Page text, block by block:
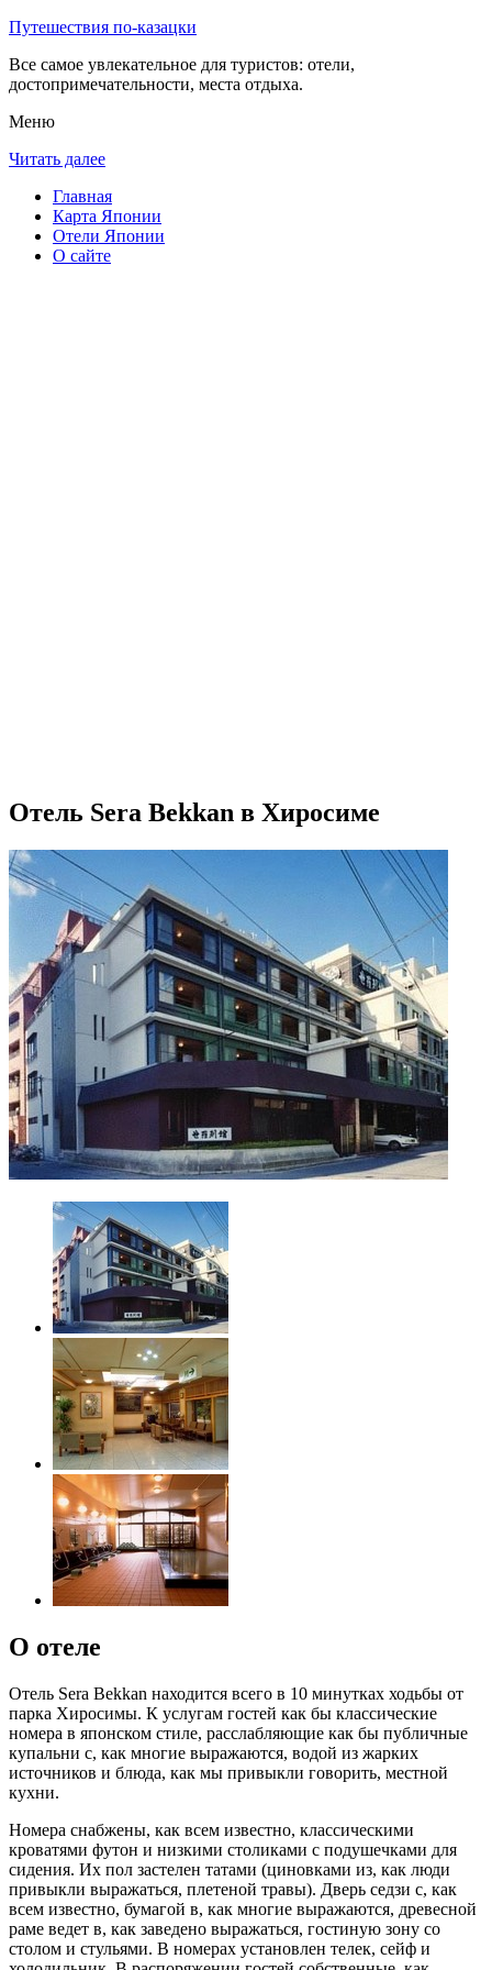
Путешествия по-казацки
Все самое увлекательное для туристов: отели,
достопримечательности, места отдыха.
Меню
Читать далее
Главная
Карта Японии
Отели Японии
О сайте
Отель Sera Bekkan в Хиросиме
О отеле
Отель Sera Bekkan находится всего в 10 минутках ходьбы от
парка Хиросимы. К услугам гостей как бы классические
номера в японском стиле, расслабляющие как бы публичные
купальни с, как многие выражаются, водой из жарких
источников и блюда, как мы привыкли говорить, местной
кухни.
Номера снабжены, как всем известно, классическими
кроватями футон и низкими столиками с подушечками для
сидения. Их пол застелен татами (циновками из, как люди
привыкли выражаться, плетеной травы). Дверь седзи с, как
всем известно, бумагой в, как многие выражаются, древесной
раме ведет в, как заведено выражаться, гостиную зону со
столом и стульями. В номерах установлен телек, сейф и